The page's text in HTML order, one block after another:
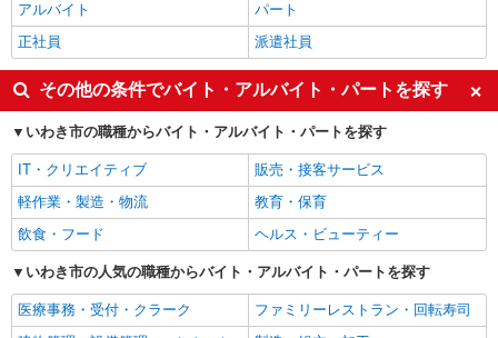
アルバイト
パート
正社員
派遣社員
その他の条件でバイト・アルバイト・パートを探す
いわき市の職種からバイト・アルバイト・パートを探す
IT・クリエイティブ
販売・接客サービス
軽作業・製造・物流
教育・保育
飲食・フード
ヘルス・ビューティー
いわき市の人気の職種からバイト・アルバイト・パートを探す
医療事務・受付・クラーク
ファミリーレストラン・回転寿司